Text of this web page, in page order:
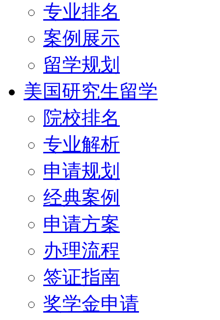
专业排名
案例展示
留学规划
美国研究生留学
院校排名
专业解析
申请规划
经典案例
申请方案
办理流程
签证指南
奖学金申请